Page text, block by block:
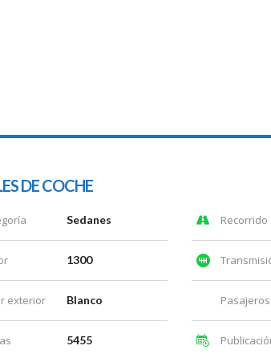
DE COCHE
Sedanes Recorrido
1300
exterior Blanco Pasajeros
5455